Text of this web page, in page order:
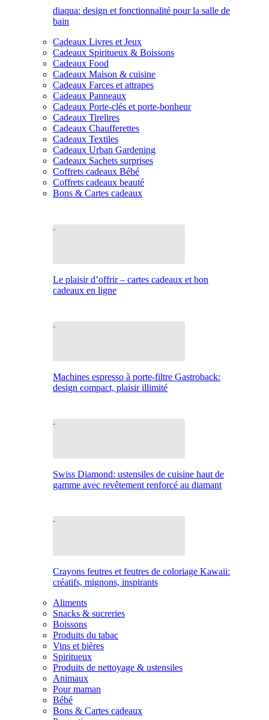
diaqua: design et fonctionnalité pour la salle de
bain
Cadeaux Livres et Jeux
Cadeaux Spiritueux & Boissons
Cadeaux Food
Cadeaux Maison & cuisine
Cadeaux Farces et attrapes
Cadeaux Panneaux
Cadeaux Porte-clés et porte-bonheur
Cadeaux Tirelires
Cadeaux Chaufferettes
Cadeaux Textiles
Cadeaux Urban Gardening
Cadeaux Sachets surprises
Coffrets cadeaux Bébé
Coffrets cadeaux beauté
Bons & Cartes cadeaux
Le plaisir d’offrir – cartes cadeaux et bon
cadeaux en ligne
Machines espresso à porte-filtre Gastroback:
design compact, plaisir illimité
Swiss Diamond: ustensiles de cuisine haut de
gamme avec revêtement renforcé au diamant
Crayons feutres et feutres de coloriage Kawaii:
créatifs, mignons, inspirants
Aliments
Snacks & sucreries
Boissons
Produits du tabac
Vins et bières
Spiritueux
Produits de nettoyage & ustensiles
Animaux
Pour maman
Bébé
Bons & Cartes cadeaux